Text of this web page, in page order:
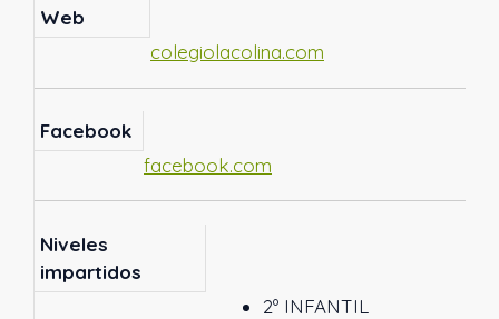
Web
colegiolacolina.com
Facebook
facebook.com
Niveles
impartidos
2º INFANTIL